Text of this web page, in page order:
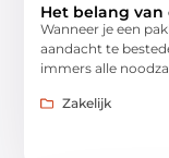
Het belang
Wanneer je een
aandacht te
immers alle
Zakelijk